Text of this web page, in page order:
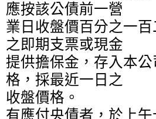
應按該公債前一營
業日收盤價百分之一
之即期支票或現金
提供擔保金，存入本
格，採最近一日之
收盤價格。
有應付央債者，於上